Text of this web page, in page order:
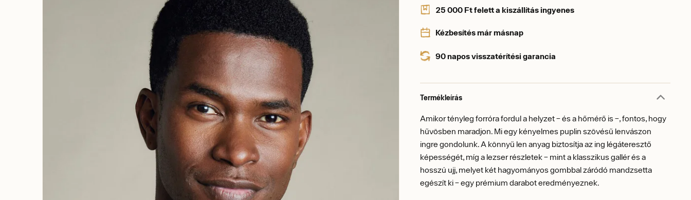
25 000 Ft felett a kiszállítás ingyenes
Kézbesítés már másnap
90 napos visszatérítési garancia
Termékleírás
Amikor tényleg forróra fordul a helyzet – és a hőmérő is –, fontos, hogy
hűvösben maradjon. Mi egy kényelmes puplin szövésű lenvászon
ingre gondolunk. A könnyű len anyag biztosítja az ing légáteresztő
képességét, míg a lezser részletek – mint a klasszikus gallér és a
hosszú ujj, melyet két hagyományos gombbal záródó mandzsetta
egészít ki – egy prémium darabot eredményeznek.